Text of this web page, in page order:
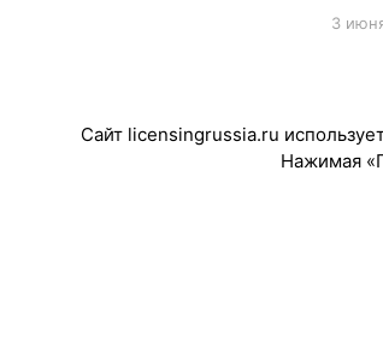
3
Сайт licensingrussia.ru
Нажимая